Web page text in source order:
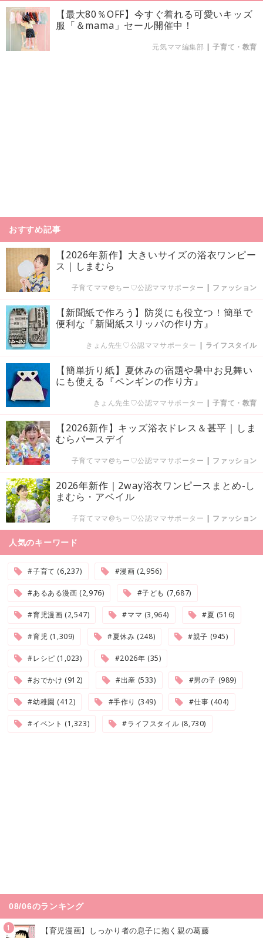
【最大80％OFF】今すぐ着れる可愛いキッズ
服「＆mama」セール開催中！
元気ママ編集部 |子育て・教育
おすすめ記事
【2026年新作】大きいサイズの浴衣ワンピー
ス｜しまむら
子育てママ@ちー♡公認ママサポーター | ファッション
【新聞紙で作ろう】防災にも役立つ！簡単で
便利な『新聞紙スリッパの作り方』
きょん先生♡公認ママサポーター | ライフスタイル
【簡単折り紙】夏休みの宿題や暑中お見舞い
にも使える『ペンギンの作り方』
きょん先生♡公認ママサポーター |子育て・教育
【2026新作】キッズ浴衣ドレス＆甚平｜しま
むらバースデイ
子育てママ@ちー♡公認ママサポーター | ファッション
2026年新作｜2way浴衣ワンピースまとめ-し
まむら・アベイル
子育てママ@ちー♡公認ママサポーター | ファッション
人気のキーワード
#子育て (6,237) #漫画 (2,956)
#あるある漫画 (2,976) #子ども (7,687)
#育児漫画 (2,547) #ママ (3,964) #夏 (516)
#育児 (1,309) #夏休み (248) #親子 (945)
#レシピ (1,023) #2026年 (35)
#おでかけ (912) #出産 (533) #男の子 (989)
#幼稚園 (412) #手作り (349) #仕事 (404)
#イベント (1,323) #ライフスタイル (8,730)
08/06のランキング
1 【育児漫画】しっかり者の息子に抱く親の葛藤